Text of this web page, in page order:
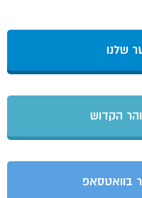
שלנו
הקדוש
בוואטסאפ